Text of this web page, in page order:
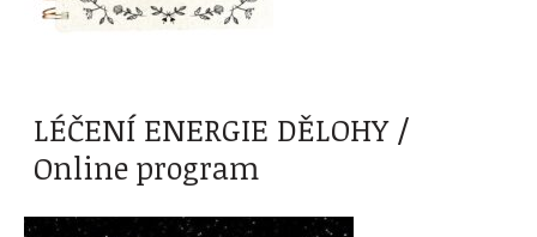
LÉČENÍ ENERGIE DĚLOHY /
Online program